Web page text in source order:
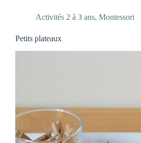
Activités 2 à 3 ans, Montessori
Petits plateaux